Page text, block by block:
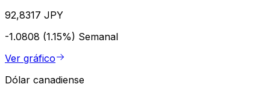
92,8317 JPY
-1.0808 (1.15%) Semanal
Ver gráfico
Dólar canadiense